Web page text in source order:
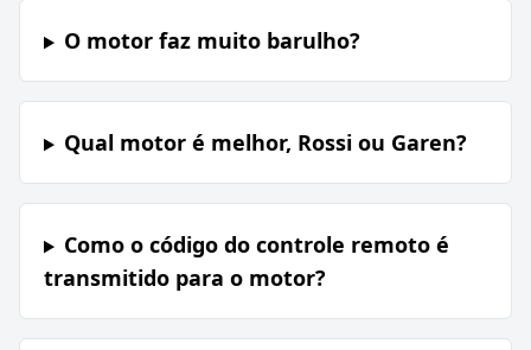
O motor faz muito barulho?
Qual motor é melhor, Rossi ou Garen?
Como o código do controle remoto é
transmitido para o motor?